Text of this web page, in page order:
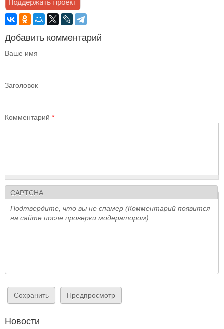
Добавить комментарий
Ваше имя
Заголовок
Комментарий *
CAPTCHA
Подтвердите, что вы не спамер (Комментарий появится
на сайте после проверки модератором)
Новости